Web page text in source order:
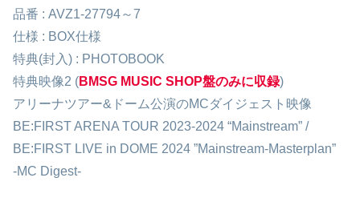
品番 : AVZ1-27794～7
仕様 : BOX仕様
特典(封入) : PHOTOBOOK
特典映像2 (BMSG MUSIC SHOP盤のみに収録)
アリーナツアー&ドーム公演のMCダイジェスト映像
BE:FIRST ARENA TOUR 2023-2024 “Mainstream” /
BE:FIRST LIVE in DOME 2024 ”Mainstream-Masterplan”
-MC Digest-